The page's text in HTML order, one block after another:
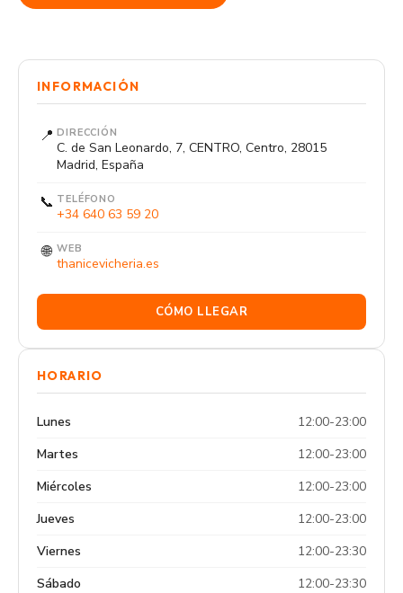
INFORMACIÓN
📍 DIRECCIÓN
C. de San Leonardo, 7, CENTRO, Centro, 28015
Madrid, España
📞 TELÉFONO
+34 640 63 59 20
🌐 WEB
thanicevicheria.es
CÓMO LLEGAR
HORARIO
Lunes
12:00-23:00
Martes
12:00-23:00
Miércoles
12:00-23:00
Jueves
12:00-23:00
Viernes
12:00-23:30
Sábado
12:00-23:30